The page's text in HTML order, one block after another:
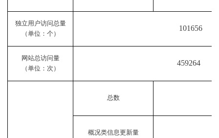
独立用户访问总量
（单位：个）
101656
网站总访问量
（单位：次）
459264
总数
概况类信息更新量